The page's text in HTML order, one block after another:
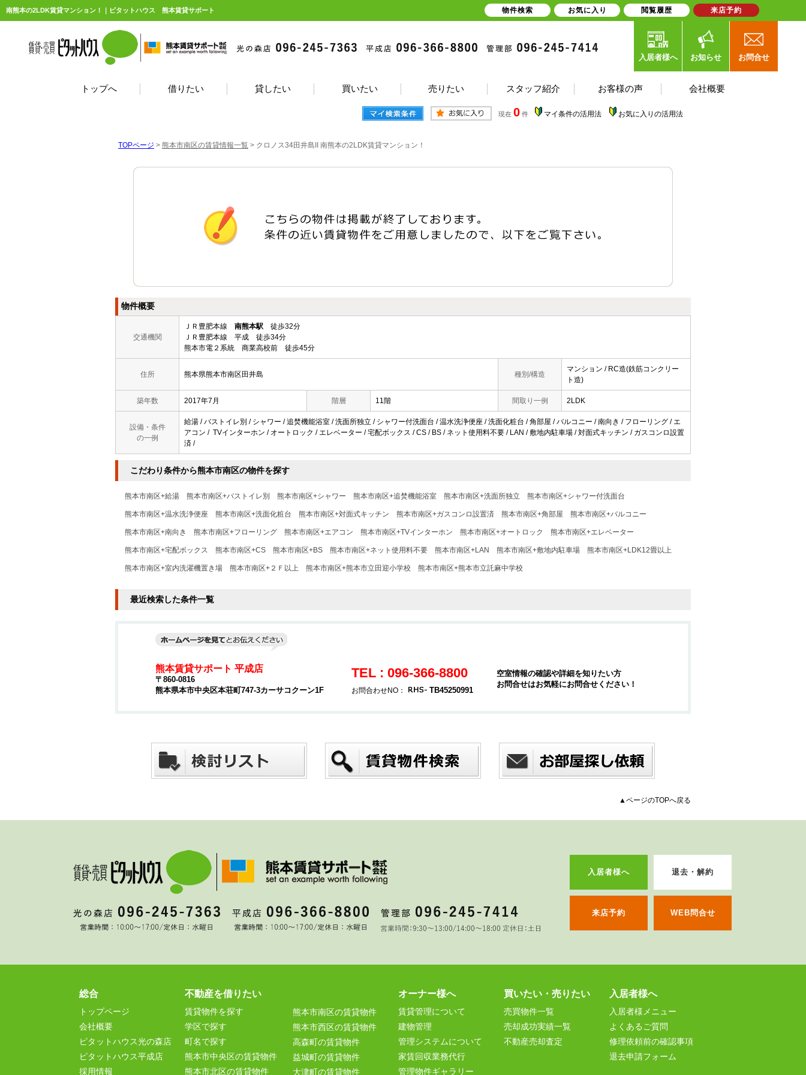
南熊本の2LDK賃貸マンション！｜ピタットハウス 熊本賃貸サポート
入居者様へ お知らせ お問合せ
トップへ 借りたい 貸したい 買いたい 売りたい スタッフ紹介 お客様の声 会社概要
現在 0 件 マイ条件の活用法 お気に入りの活用法
TOPページ > 熊本市南区の賃貸情報一覧 > クロノス34田井島II 南熊本の2LDK賃貸マンション！
物件概要
交通機関
ＪＲ豊肥本線 南熊本駅 徒歩32分
ＪＲ豊肥本線 平成 徒歩34分
熊本市電２系統 商業高校前 徒歩45分
住所 熊本県熊本市南区田井島 種別/構造
マンション / RC造(鉄筋コンクリー
ト造)
築年数 2017年7月 階層 11階 間取り一例 2LDK
設備・条件
の一例
給湯 / バストイレ別 / シャワー / 追焚機能浴室 / 洗面所独立 / シャワー付洗面台 / 温水洗浄便座 / 洗面化粧台 / 角部屋 / バルコニー / 南向き / フローリング / エ
アコン / TVインターホン / オートロック / エレベーター / 宅配ボックス / CS / BS / ネット使用料不要 / LAN / 敷地内駐車場 / 対面式キッチン / ガスコンロ設置
済 /
こだわり条件から熊本市南区の物件を探す
熊本市南区+給湯 熊本市南区+バストイレ別 熊本市南区+シャワー 熊本市南区+追焚機能浴室 熊本市南区+洗面所独立 熊本市南区+シャワー付洗面台
熊本市南区+温水洗浄便座 熊本市南区+洗面化粧台 熊本市南区+対面式キッチン 熊本市南区+ガスコンロ設置済 熊本市南区+角部屋 熊本市南区+バルコニー
熊本市南区+南向き 熊本市南区+フローリング 熊本市南区+エアコン 熊本市南区+TVインターホン 熊本市南区+オートロック 熊本市南区+エレベーター
熊本市南区+宅配ボックス 熊本市南区+CS 熊本市南区+BS 熊本市南区+ネット使用料不要 熊本市南区+LAN 熊本市南区+敷地内駐車場 熊本市南区+LDK12畳以上
熊本市南区+室内洗濯機置き場 熊本市南区+２Ｆ以上 熊本市南区+熊本市立田迎小学校 熊本市南区+熊本市立託麻中学校
最近検索した条件一覧
熊本賃貸サポート 平成店
〒860-0816
熊本県本市中央区本荘町747-3カーサコクーン1F
TEL : 096-366-8800
お問合わせNO： TB45250991
空室情報の確認や詳細を知りたい方
お問合せはお気軽にお問合せください！
▲ページのTOPへ戻る
入居者様へ 退去・解約
来店予約 WEB問合せ
総合
トップページ
会社概要
ピタットハウス光の森店
ピタットハウス平成店
採用情報
不動産を借りたい
賃貸物件を探す
学区で探す
町名で探す
熊本市中央区の賃貸物件
熊本市北区の賃貸物件
熊本市南区の賃貸物件
熊本市西区の賃貸物件
高森町の賃貸物件
益城町の賃貸物件
大津町の賃貸物件
オーナー様へ
賃貸管理について
建物管理
管理システムについて
家賃回収業務代行
管理物件ギャラリー
買いたい・売りたい
売買物件一覧
売却成功実績一覧
不動産売却査定
入居者様へ
入居者様メニュー
よくあるご質問
修理依頼前の確認事項
退去申請フォーム
物件検索 お気に入り 閲覧履歴 来店予約